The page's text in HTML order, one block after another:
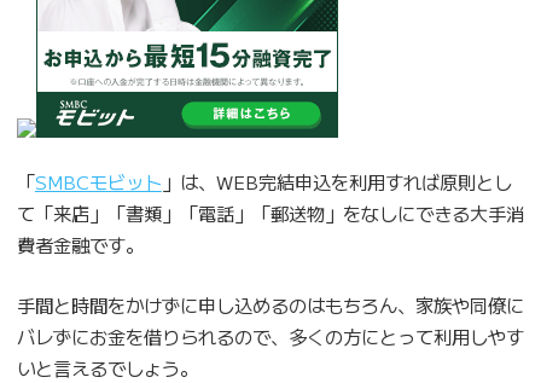
「SMBCモビット 」は、WEB完結申込を利用すれば原則とし
て「来店」「書類」「電話」「郵送物」をなしにできる大手消
費者金融です。
手間と時間をかけずに申し込めるのはもちろん、家族や同僚に
バレずにお金を借りられるので、多くの方にとって利用しやす
いと言えるでしょう。